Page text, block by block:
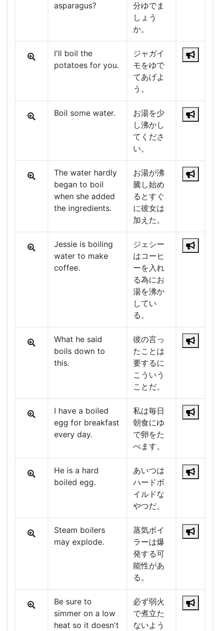
asparagus?
分ゆでま
しょう
か。
I'll boil the
potatoes for you.
ジャガイ
モをゆで
てあげよ
う。
Boil some water.
お湯を少
し沸かし
てくださ
い。
The water hardly
began to boil
when she added
the ingredients.
お湯が沸
騰し始め
るとすぐ
に彼女は
加えた。
Jessie is boiling
water to make
coffee.
ジェシー
はコーヒ
ーを入れ
る為にお
湯を沸か
してい
る。
What he said
boils down to
this.
彼の言っ
たことは
要するに
こういう
ことだ。
I have a boiled
egg for breakfast
every day.
私は毎日
朝食にゆ
で卵をた
べます。
He is a hard
boiled egg.
あいつは
ハードボ
イルドな
やつだ。
Steam boilers
may explode.
蒸気ボイ
ラーは爆
発する可
能性があ
る。
Be sure to
simmer on a low
heat so it doesn't
必ず弱火
で煮立た
ないよう